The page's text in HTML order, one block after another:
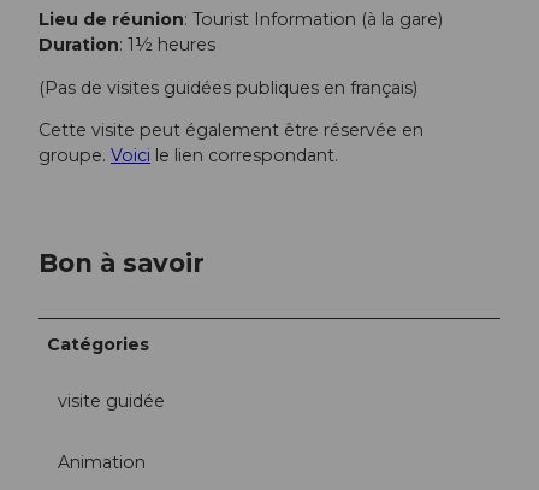
Lieu de réunion: Tourist Information (à la gare)
Duration: 1½ heures
(Pas de visites guidées publiques en français)
Cette visite peut également être réservée en
groupe. Voici le lien correspondant.
Bon à savoir
Catégories
visite guidée
Animation